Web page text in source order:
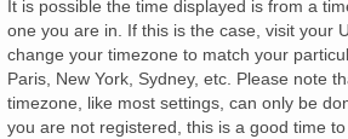
It is possible the time displayed is from a
one you are in. If this is the case, visit your
change your timezone to match your
Paris, New York, Sydney, etc. Please note
timezone, like most settings, can only be
you are not registered, this is a good time